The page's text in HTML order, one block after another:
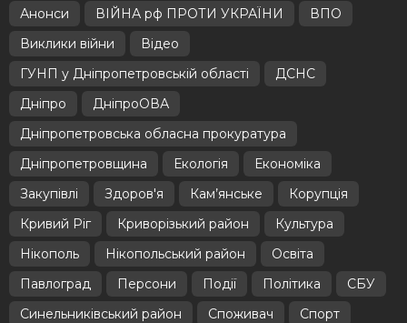
Анонси ВІЙНА рф ПРОТИ УКРАЇНИ
ВПО
Виклики війни
Відео
ГУНП у Дніпропетровській області
ДСНС
Дніпро
ДніпроОВА
Дніпропетровська обласна прокуратура
Дніпропетровщина
Екологія
Економіка
Закупівлі
Здоров'я Кам’янське
Корупція
Кривий Ріг
Криворізький район
Культура
Нікополь
Нікопольський район
Освіта
Павлоград
Персони Події Політика
СБУ
Синельниківський район
Споживач
Спорт